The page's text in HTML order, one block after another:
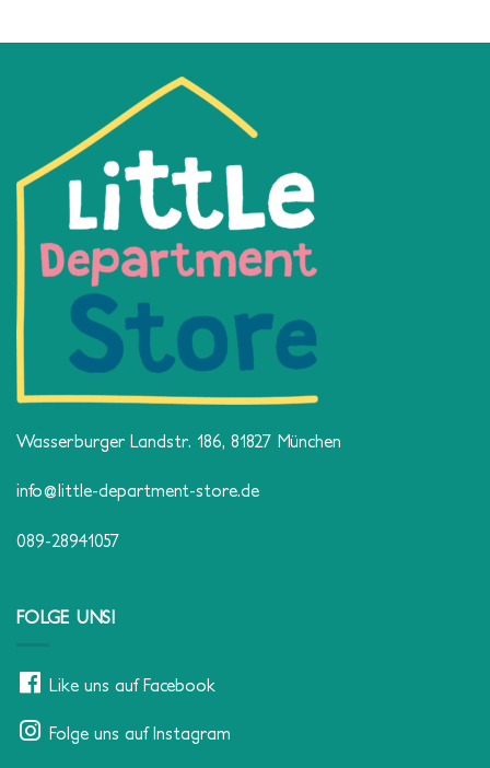
Wasserburger Landstr. 186, 81827 München
info@little-department-store.de
089-28941057
FOLGE UNS!
Like uns auf Facebook
Folge uns auf Instagram